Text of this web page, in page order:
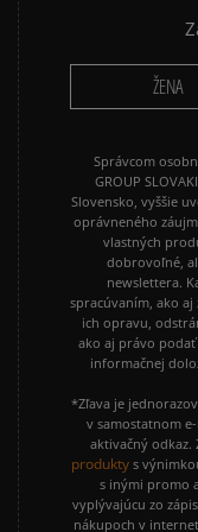
NIKE P-6000
PUMA SPEEDCAT
REEBOK CLUB C
ŽENA
Správcom
GROUP
Slovensko, vyššie
oprávneného
vlastných
dobrovoľné,
newslettera.
spracúvaním, ako
ich opravu,
ako aj právo
informačnej
*Zľava je
v samostatnom
aktivačný odkaz.
produkty s
s inými promo
vyplývajúcu zo
nákupoch v